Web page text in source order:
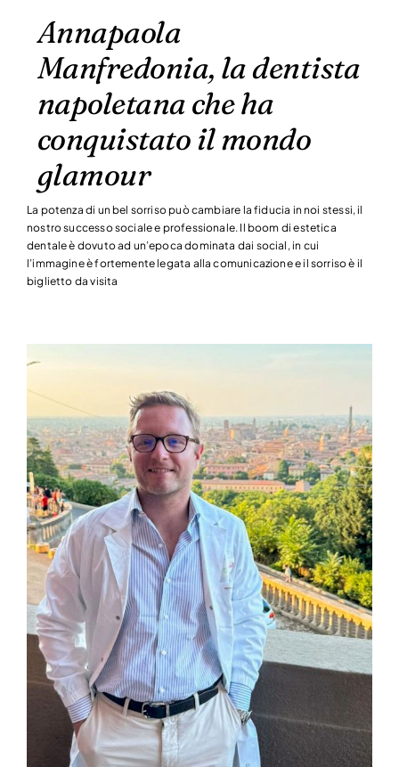
Annapaola
Manfredonia, la dentista
napoletana che ha
conquistato il mondo
glamour
La potenza di un bel sorriso può cambiare la fiducia in noi stessi, il
nostro successo sociale e professionale. Il boom di estetica
dentale è dovuto ad un’epoca dominata dai social, in cui
l’immagine è fortemente legata alla comunicazione e il sorriso è il
biglietto da visita